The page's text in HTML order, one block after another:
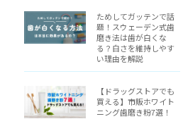
ためしてガッテンで話
題！スウェーデン式歯
磨き法は歯が白くな
る？白さを維持しやす
い理由を解説
【ドラッグストアでも
買える】市販ホワイト
ニング歯磨き粉7選！